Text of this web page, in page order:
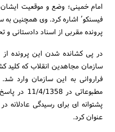
امام خمینی؛ وضع و موقعیت ایشان
پرونده مقربی از اسناد دادستانی و
در پی کشانده شدن این پرونده
سازمان مجاهدین انقلاب که کلید
فراروانی به این سازمان وارد
مطبوعاتی
پشتوانه ای برای رسیدگی عادلانه
عنوان کرد.